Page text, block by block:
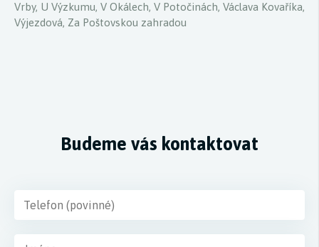
Vrby, U Výzkumu, V Okálech, V Potočinách, Václava Kovaříka,
Výjezdová, Za Poštovskou zahradou
Budeme vás kontaktovat